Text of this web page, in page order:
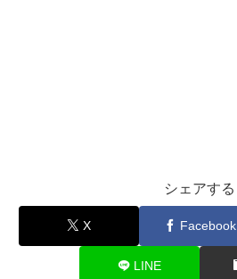
シェアする
X Facebook
LINE